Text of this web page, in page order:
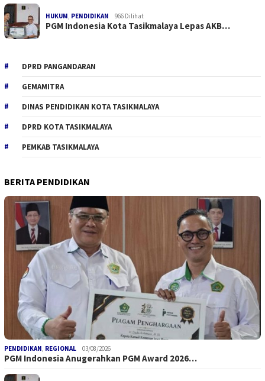
HUKUM, PENDIDIKAN 966 Dilihat
PGM Indonesia Kota Tasikmalaya Lepas AKB…
DPRD PANGANDARAN
GEMAMITRA
DINAS PENDIDIKAN KOTA TASIKMALAYA
DPRD KOTA TASIKMALAYA
PEMKAB TASIKMALAYA
BERITA PENDIDIKAN
PENDIDIKAN, REGIONAL 03/08/2026
PGM Indonesia Anugerahkan PGM Award 2026…